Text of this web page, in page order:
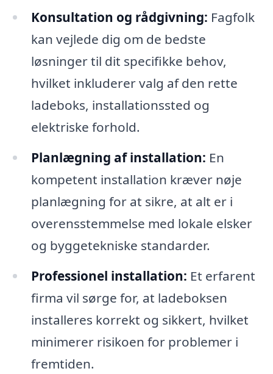
Konsultation og rådgivning: Fagfolk
kan vejlede dig om de bedste
løsninger til dit specifikke behov,
hvilket inkluderer valg af den rette
ladeboks, installationssted og
elektriske forhold.
Planlægning af installation: En
kompetent installation kræver nøje
planlægning for at sikre, at alt er i
overensstemmelse med lokale elsker
og byggetekniske standarder.
Professionel installation: Et erfarent
firma vil sørge for, at ladeboksen
installeres korrekt og sikkert, hvilket
minimerer risikoen for problemer i
fremtiden.